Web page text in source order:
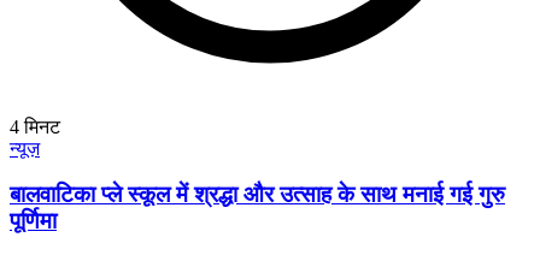
4मिनट
न्यूज़
बालवाटिका प्ले स्कूल में श्रद्धा और उत्साह के साथ मनाई गई गुरु
पूर्णिमा